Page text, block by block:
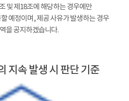
및 제18조에 해당하는 경우에만
예정이며, 제공 사유가 발생하는 경우
을 공지하겠습니다.
지속 발생 시 판단 기준